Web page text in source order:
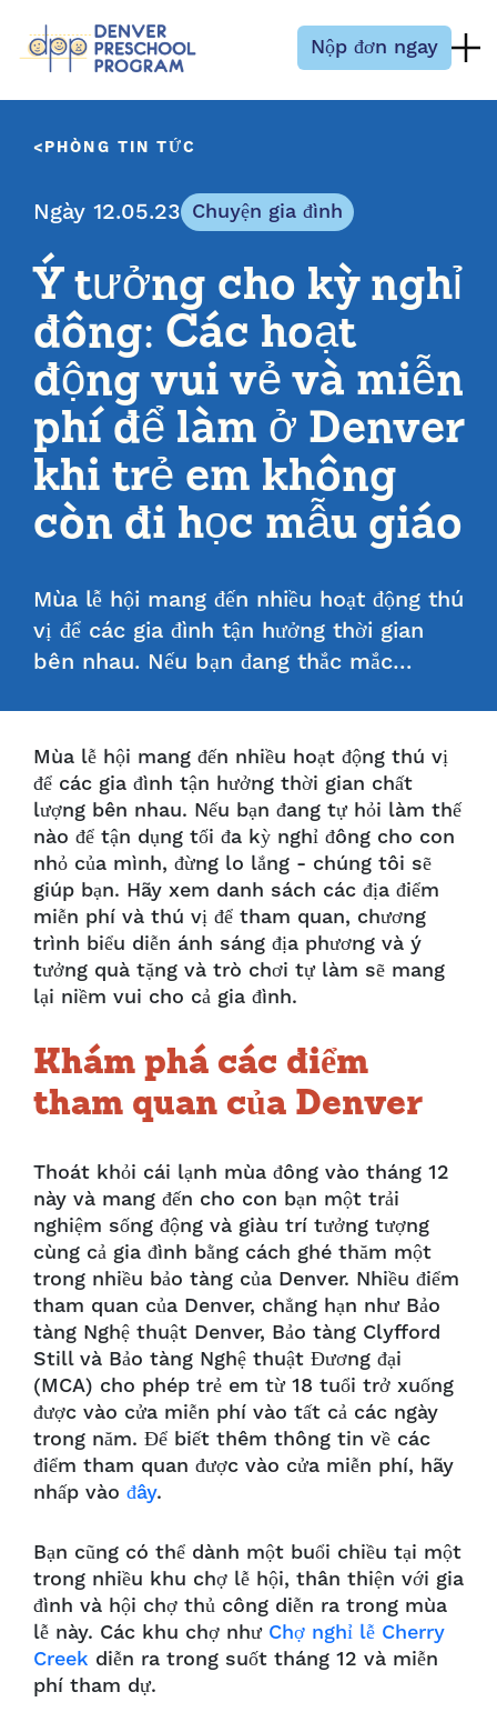
Nộp đơn ngay
PHÒNG TIN TỨC
Ngày 12.05.23 Chuyện gia đình
Ý tưởng cho kỳ nghỉ
đông: Các hoạt
động vui vẻ và miễn
phí để làm ở Denver
khi trẻ em không
còn đi học mẫu giáo
Mùa lễ hội mang đến nhiều hoạt động thú
vị để các gia đình tận hưởng thời gian
bên nhau. Nếu bạn đang thắc mắc…
Mùa lễ hội mang đến nhiều hoạt động thú vị
để các gia đình tận hưởng thời gian chất
lượng bên nhau. Nếu bạn đang tự hỏi làm thế
nào để tận dụng tối đa kỳ nghỉ đông cho con
nhỏ của mình, đừng lo lắng - chúng tôi sẽ
giúp bạn. Hãy xem danh sách các địa điểm
miễn phí và thú vị để tham quan, chương
trình biểu diễn ánh sáng địa phương và ý
tưởng quà tặng và trò chơi tự làm sẽ mang
lại niềm vui cho cả gia đình.
Khám phá các điểm
tham quan của Denver
Thoát khỏi cái lạnh mùa đông vào tháng 12
này và mang đến cho con bạn một trải
nghiệm sống động và giàu trí tưởng tượng
cùng cả gia đình bằng cách ghé thăm một
trong nhiều bảo tàng của Denver. Nhiều điểm
tham quan của Denver, chẳng hạn như Bảo
tàng Nghệ thuật Denver, Bảo tàng Clyfford
Still và Bảo tàng Nghệ thuật Đương đại
(MCA) cho phép trẻ em từ 18 tuổi trở xuống
được vào cửa miễn phí vào tất cả các ngày
trong năm. Để biết thêm thông tin về các
điểm tham quan được vào cửa miễn phí, hãy
nhấp vào đây.
Bạn cũng có thể dành một buổi chiều tại một
trong nhiều khu chợ lễ hội, thân thiện với gia
đình và hội chợ thủ công diễn ra trong mùa
lễ này. Các khu chợ như Chợ nghỉ lễ Cherry
Creek diễn ra trong suốt tháng 12 và miễn
phí tham dự.